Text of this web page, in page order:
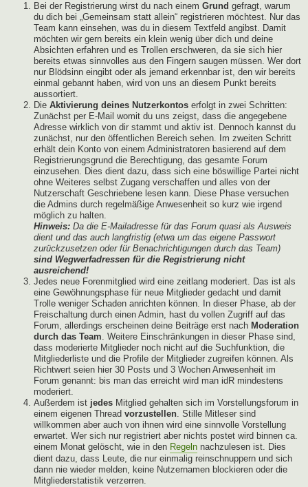
Bei der Registrierung wirst du nach einem Grund gefragt, warum
du dich bei „Gemeinsam statt allein“ registrieren möchtest. Nur das
Team kann einsehen, was du in diesem Textfeld angibst. Damit
möchten wir gern bereits ein klein wenig über dich und deine
Absichten erfahren und es Trollen erschweren, da sie sich hier
bereits etwas sinnvolles aus den Fingern saugen müssen. Wer dort
nur Blödsinn eingibt oder als jemand erkennbar ist, den wir bereits
einmal gebannt haben, wird von uns an diesem Punkt bereits
aussortiert.
Die Aktivierung deines Nutzerkontos erfolgt in zwei Schritten:
Zunächst per E-Mail womit du uns zeigst, dass die angegebene
Adresse wirklich von dir stammt und aktiv ist. Dennoch kannst du
zunächst, nur den öffentlichen Bereich sehen. Im zweiten Schritt
erhält dein Konto von einem Administratoren basierend auf dem
Registrierungsgrund die Berechtigung, das gesamte Forum
einzusehen. Dies dient dazu, dass sich eine böswillige Partei nicht
ohne Weiteres selbst Zugang verschaffen und alles von der
Nutzerschaft Geschriebene lesen kann. Diese Phase versuchen
die Admins durch regelmäßige Anwesenheit so kurz wie irgend
möglich zu halten.
Hinweis: Da die E-Mailadresse für das Forum quasi als Ausweis
dient und das auch langfristig (etwa um das eigene Passwort
zurückzusetzen oder für Benachrichtigungen durch das Team)
sind Wegwerfadressen für die Registrierung nicht
ausreichend!
Jedes neue Forenmitglied wird eine zeitlang moderiert. Das ist als
eine Gewöhnungsphase für neue Mitglieder gedacht und damit
Trolle weniger Schaden anrichten können. In dieser Phase, ab der
Freischaltung durch einen Admin, hast du vollen Zugriff auf das
Forum, allerdings erscheinen deine Beiträge erst nach Moderation
durch das Team. Weitere Einschränkungen in dieser Phase sind,
dass moderierte Mitglieder noch nicht auf die Suchfunktion, die
Mitgliederliste und die Profile der Mitglieder zugreifen können. Als
Richtwert seien hier 30 Posts und 3 Wochen Anwesenheit im
Forum genannt: bis man das erreicht wird man idR mindestens
moderiert.
Außerdem ist jedes Mitglied gehalten sich im Vorstellungsforum in
einem eigenen Thread vorzustellen. Stille Mitleser sind
willkommen aber auch von ihnen wird eine sinnvolle Vorstellung
erwartet. Wer sich nur registriert aber nichts postet wird binnen ca.
einem Monat gelöscht, wie in den Regeln nachzulesen ist. Dies
dient dazu, dass Leute, die nur einmalig reinschnuppern und sich
dann nie wieder melden, keine Nutzernamen blockieren oder die
Mitgliederstatistik verzerren.